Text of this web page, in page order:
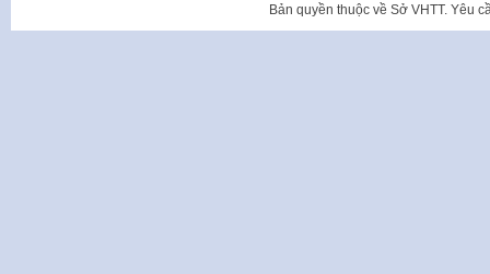
Bản quyền thuộc về Sở VHTT. Yêu